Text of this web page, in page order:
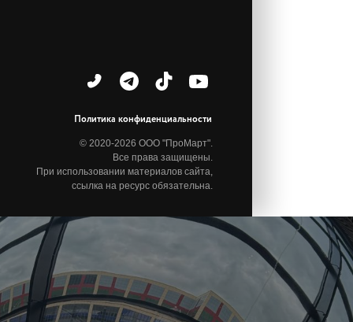
© 2020-2026 ООО "ПроМарт".
Все права защищены.
При использовании материалов сайта,
ссылка на ресурс обязательна.
Политика конфиденциальности